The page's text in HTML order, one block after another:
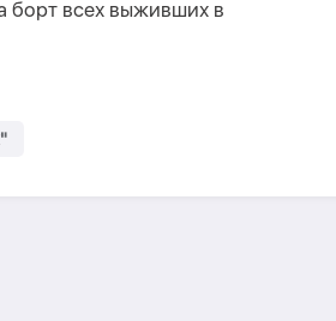
борт всех выживших в